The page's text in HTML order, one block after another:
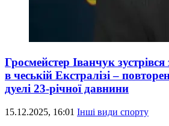
Гросмейстер Іванчук
в чеській Екстралізі –
дуелі 23-річної давнини
15.12.2025, 16:01 Інші види спорту